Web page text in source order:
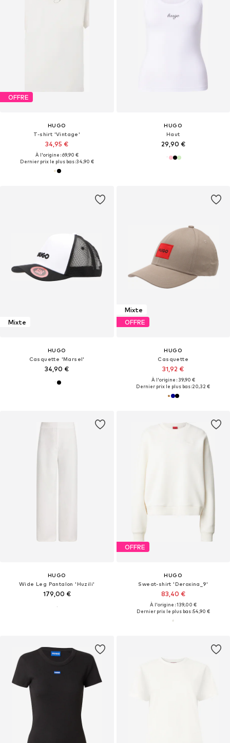
OFFRE
HUGO
T-shirt 'Vintage'
34,95 €
À l'origine : 69,90 €
Dernier prix le plus bas :34,90 €
HUGO
Haut
29,90 €
Mixte
HUGO
Casquette 'Marsel'
34,90 €
Mixte
OFFRE
HUGO
Casquette
31,92 €
À l'origine : 39,90 €
Dernier prix le plus bas :20,32 €
HUGO
Wide Leg Pantalon 'Huzili'
179,00 €
OFFRE
HUGO
Sweat-shirt 'Deroxina_9'
83,40 €
À l'origine : 139,00 €
Dernier prix le plus bas :54,90 €